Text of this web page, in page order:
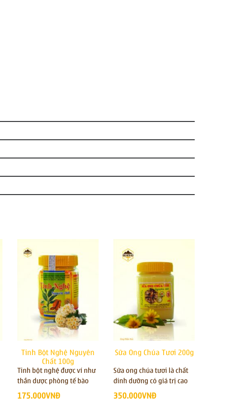
Tinh Bột Nghệ Nguyên
Chất 100g
Tinh bột nghệ được ví như
thần dược phòng tế bào
ung thư và điều trị viêm
175.000VNĐ
Sữa Ong Chúa Tươi 200g
Sữa ong chúa tươi là chất
dinh dưỡng có giá trị cao
tác dụng làm chậm quá
350.000VNĐ